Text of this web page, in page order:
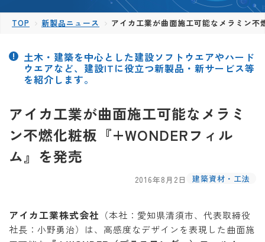
TOP 新製品ニュース アイカ工業が曲面施工可能なメラミン
土木・建築を中心とした建設ソフトウエアやハード
ウエアなど、建設ITに役立つ新製品・新サービス等
を紹介します。
アイカ工業が曲面施工可能なメラミ
ン不燃化粧板『+WONDERフィル
ム』を発売
2016年8月2日 建築資材・工法
アイカ工業株式会社 （本社：愛知県清須市、代表取締役
社長：小野勇治）は、高感度なデザインを表現した曲面施